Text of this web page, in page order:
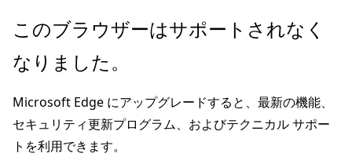
メ
ン
ン
テ
ン
このブラウザーはサポートされなく
なりました。
Microsoft Edge にアップグレードすると、最新の機能、
セキュリティ更新プログラム、およびテクニカル サポー
トを利用できます。